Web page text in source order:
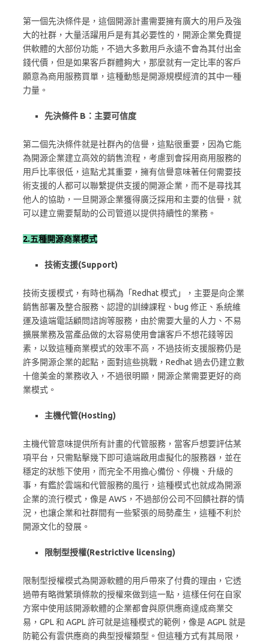
第一個先決條件是，這個開源計畫需要擁有廣大的用戶及強
大的社群，大量活躍用戶是有其必要性的，開源企業免費提
供軟體的大部份功能，不過大多數用戶永遠不會為其付出金
錢代價，但是如果客戶群體夠大，那麼就有一定比率的客戶
願意為商用服務買單，這種動態是開源規模經濟的其中一種
力量。
先決條件 B：主要可信度
第二個先決條件就是社群內的信譽，這點很重要，因為它能
為開源企業建立高效的銷售流程，考慮到會採用商用服務的
用戶比率很低，這點尤其重要，擁有信譽意味著任何需要技
術支援的人都可以聯繫提供支援的開源企業，而不是尋找其
他人的協助，一旦開源企業獲得廣泛採用和主要的信譽，就
可以建立需要幫助的公司管道以提供持續性的業務。
2.五種開源商業模式
技術支援(Support)
技術支援模式，有時也稱為「Redhat 模式」，主要是向企業
銷售部署及整合服務、認證的訓練課程、bug 修正、系統維
運及遠端電話顧問諮詢等服務，由於需要大量的人力、不易
擴展業務及當產品做的太容易使用會讓客戶不想花錢等因
素，以致這種商業模式的效率不高，不過技術支援服務仍是
許多開源企業的起點，面對這些挑戰，Redhat 過去仍建立數
十億美金的業務收入，不過很明顯，開源企業需要更好的商
業模式。
主機代管(Hosting)
主機代管意味提供所有計畫的代管服務，當客戶想要評估某
項平台，只需點擊幾下即可遠端啟用虛擬化的服務器，並在
穩定的狀態下使用，而完全不用擔心備份、停機、升級的
事，有鑑於雲端和代管服務的風行，這種模式也就成為開源
企業的流行模式，像是 AWS，不過部份公司不回饋社群的情
況，也讓企業和社群間有一些緊張的局勢產生，這種不利於
開源文化的發展。
限制型授權(Restrictive licensing)
限制型授權模式為開源軟體的用戶帶來了付費的理由，它透
過帶有略微繁瑣條款的授權來做到這一點，這樣任何在自家
方案中使用該開源軟體的企業都會與原供應商達成商業交
易，GPL 和 AGPL 許可就是這種模式的範例，像是 AGPL 就是
防範公有雲供應商的典型授權類型。但這種方式有其局限，